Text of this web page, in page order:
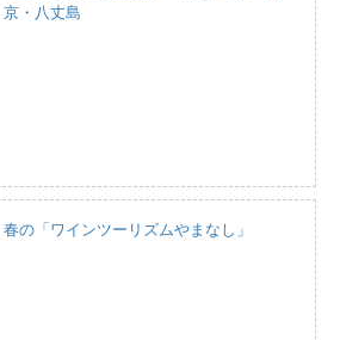
京・八丈島
春の「ワインツーリズムやまなし」